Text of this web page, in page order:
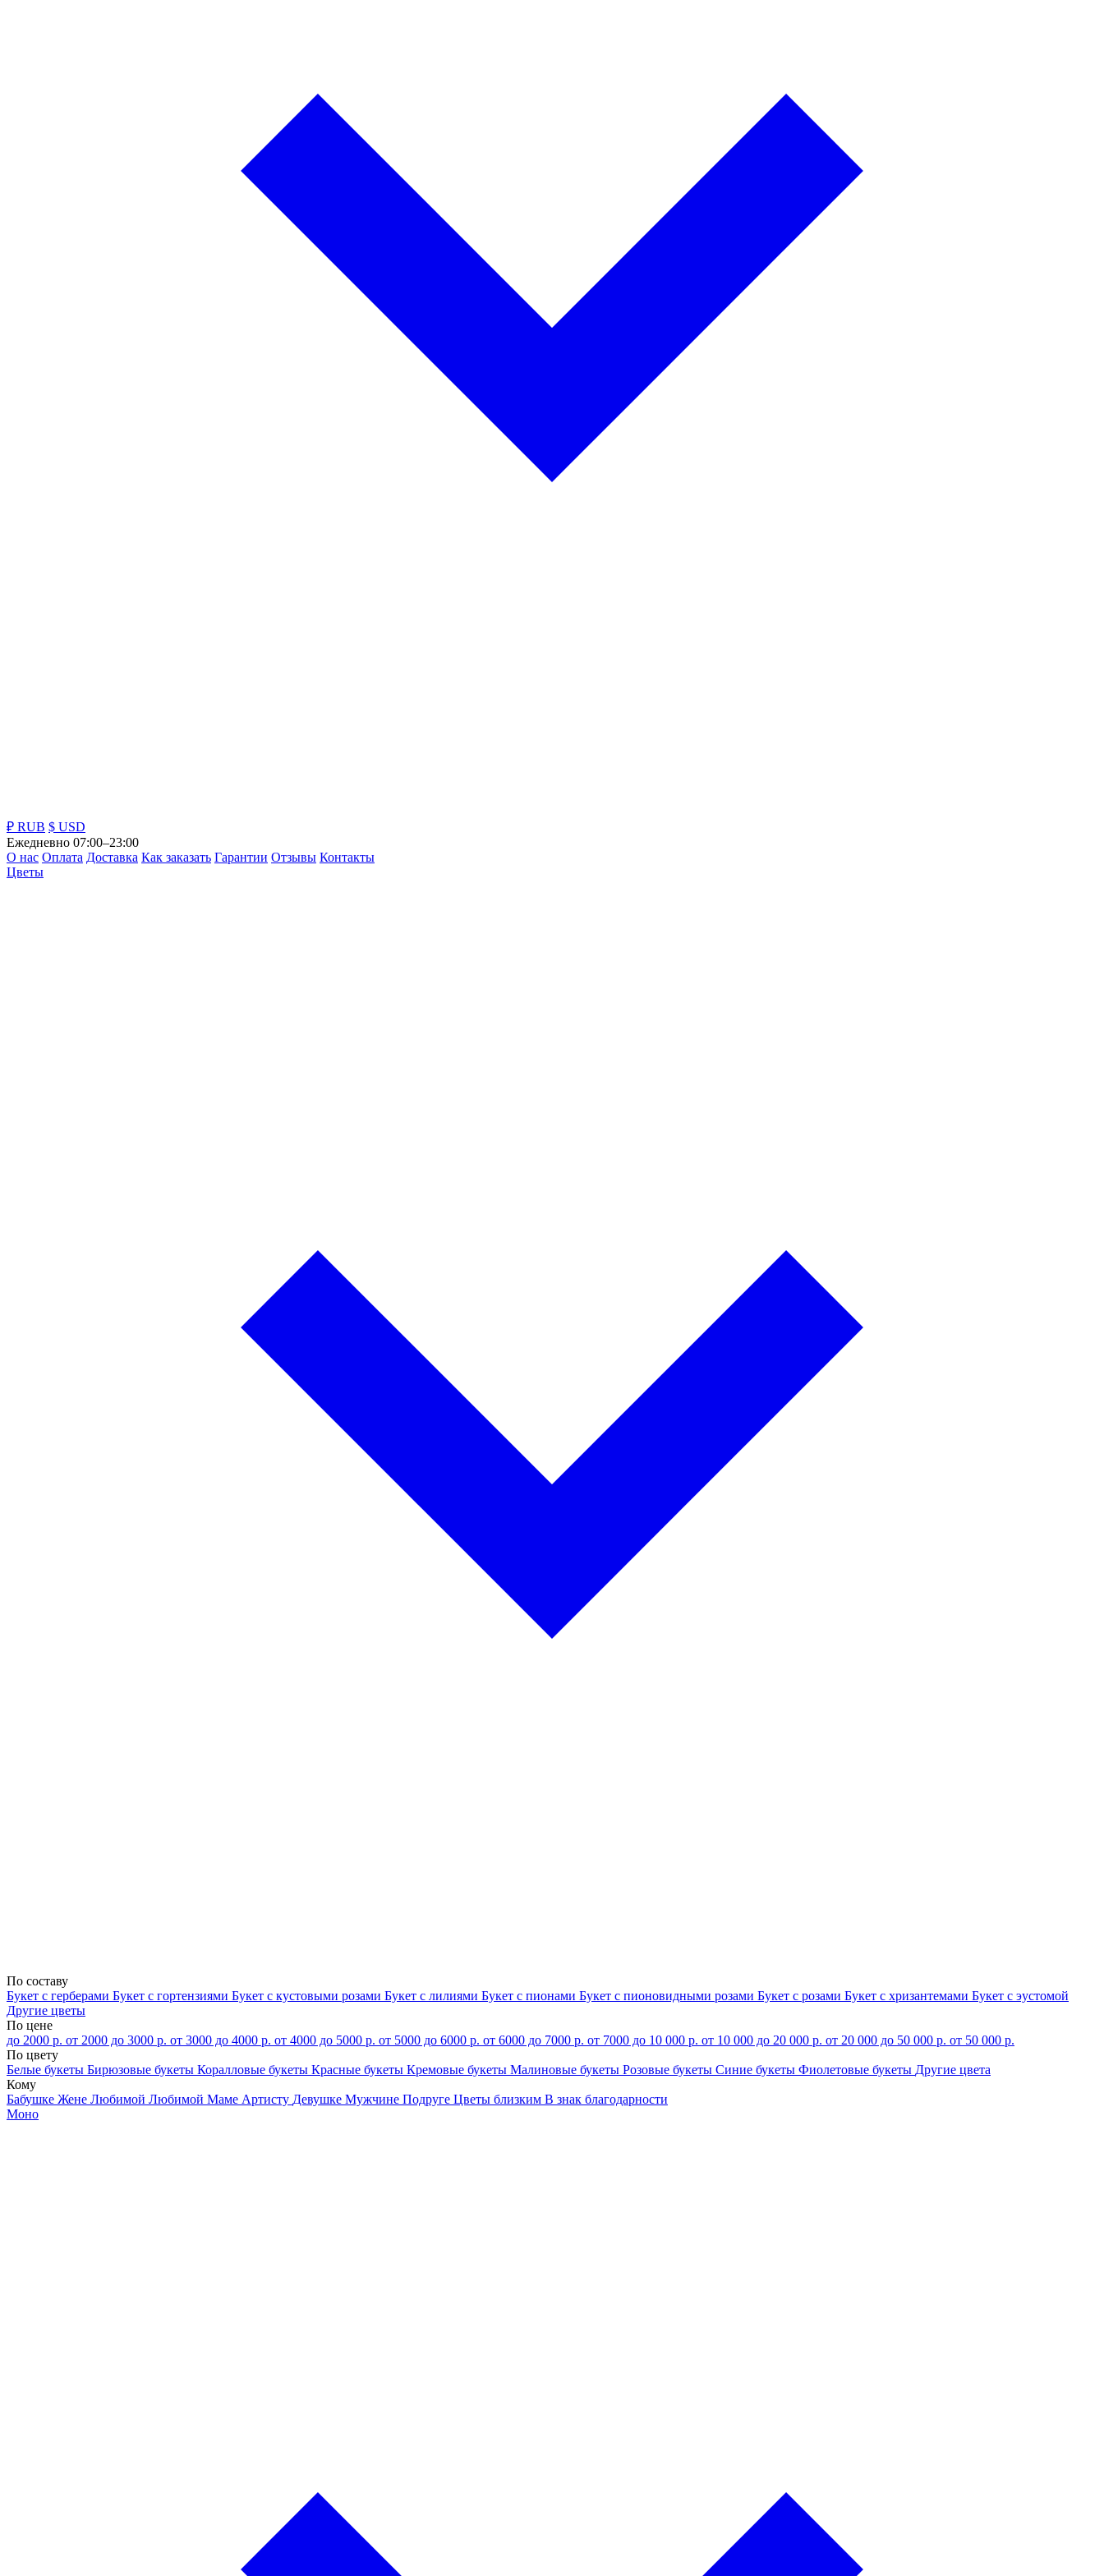
₽ RUB $ USD
Ежедневно 07:00–23:00
О нас Оплата Доставка Как заказать Гарантии Отзывы Контакты
Цветы
По составу
Букет с герберами Букет с гортензиями Букет с кустовыми розами Букет с лилиями Букет с пионами Букет с пионовидными розами Букет с розами Букет с хризантемами Букет с эустомой
Другие цветы
По цене
до 2000 р. от 2000 до 3000 р. от 3000 до 4000 р. от 4000 до 5000 р. от 5000 до 6000 р. от 6000 до 7000 р. от 7000 до 10 000 р. от 10 000 до 20 000 р. от 20 000 до 50 000 р. от 50 000 р.
По цвету
Белые букеты Бирюзовые букеты Коралловые букеты Красные букеты Кремовые букеты Малиновые букеты Розовые букеты Синие букеты Фиолетовые букеты Другие цвета
Кому
Бабушке Жене Любимой Любимой Маме Артисту Девушке Мужчине Подруге Цветы близким В знак благодарности
Моно